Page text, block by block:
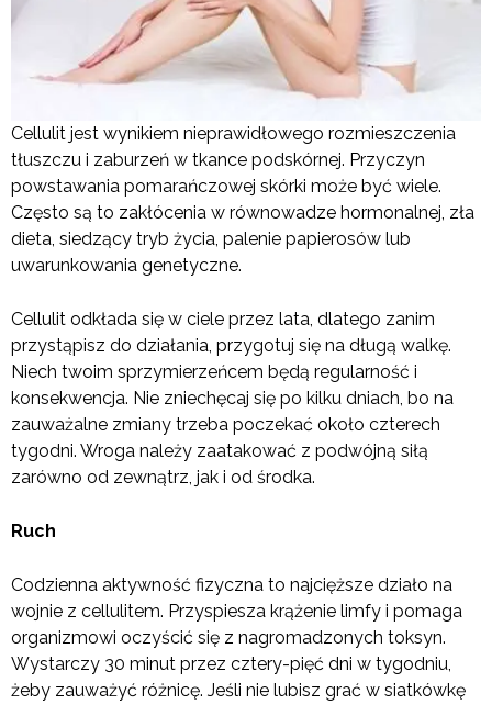
Cellulit jest wynikiem nieprawidłowego rozmieszczenia
tłuszczu i zaburzeń w tkance podskórnej. Przyczyn
powstawania pomarańczowej skórki może być wiele.
Często są to zakłócenia w równowadze hormonalnej, zła
dieta, siedzący tryb życia, palenie papierosów lub
uwarunkowania genetyczne.
Cellulit odkłada się w ciele przez lata, dlatego zanim
przystąpisz do działania, przygotuj się na długą walkę.
Niech twoim sprzymierzeńcem będą regularność i
konsekwencja. Nie zniechęcaj się po kilku dniach, bo na
zauważalne zmiany trzeba poczekać około czterech
tygodni. Wroga należy zaatakować z podwójną siłą
zarówno od zewnątrz, jak i od środka.
Ruch
Codzienna aktywność fizyczna to najcięższe działo na
wojnie z cellulitem. Przyspiesza krążenie limfy i pomaga
organizmowi oczyścić się z nagromadzonych toksyn.
Wystarczy 30 minut przez cztery-pięć dni w tygodniu,
żeby zauważyć różnicę. Jeśli nie lubisz grać w siatkówkę